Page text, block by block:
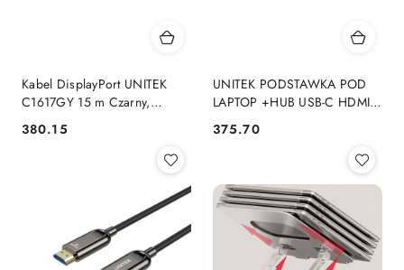
Kabel DisplayPort UNITEK
C1617GY 15 m Czarny,
Cena:
380.15
UNITEK PODSTAWKA POD
LAPTOP +HUB USB-C HDMI
Cena:
375.70